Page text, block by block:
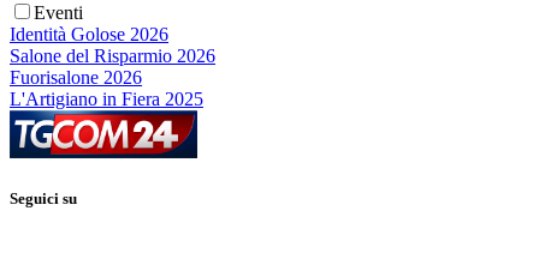
Eventi
Identità Golose 2026
Salone del Risparmio 2026
Fuorisalone 2026
L'Artigiano in Fiera 2025
Seguici su